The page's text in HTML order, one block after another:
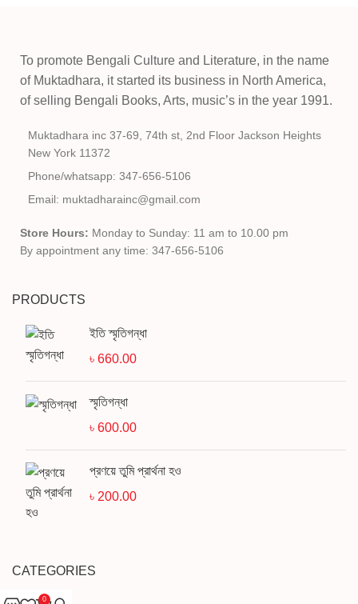
To promote Bengali Culture and Literature, in the name
of Muktadhara, it started its business in North America,
of selling Bengali Books, Arts, music’s in the year 1991.
Muktadhara inc 37-69, 74th st, 2nd Floor Jackson Heights
New York 11372
Phone/whatsapp: 347-656-5106
Email: muktadharainc@gmail.com
Store Hours: Monday to Sunday: 11 am to 10.00 pm
By appointment any time: 347-656-5106
PRODUCTS
ইতি স্মৃতিগন্ধা
৳ 660.00
স্মৃতিগন্ধা
৳ 600.00
প্রণয়ে তুমি প্রার্থনা হও
৳ 200.00
CATEGORIES
0